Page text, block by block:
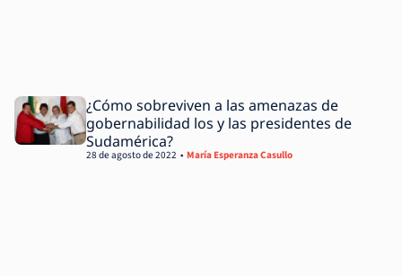
¿Cómo sobreviven a las amenazas de
gobernabilidad los y las presidentes de
Sudamérica?
María Esperanza Casullo
28 de agosto de 2022